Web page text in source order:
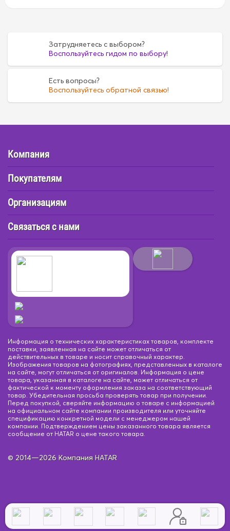
Коричневый Бежевый/Черный
Затрудняетесь с выбором?
Воспользуйтесь гидом по выбору!
Есть вопросы?
Воспользуйтесь обратной связью!
Компания
Покупателям
Организациям
Связаться с нами
Информация о технических характеристиках товаров, комплекте
поставки, заявленная на сайте может отличаться от
действительных в товаре и носит справочный характер.
Изображения товаров на фотографиях, представленных в каталоге
на сайте, могут отличаться от оригиналов. Информация о цене
товара, указанная в каталоге на сайте, может отличаться от
фактической к моменту оформления заказа на соответствующий
товар. Убедительная просьба проверять товар при получении.
Перед покупкой, сверяйте информацию о товаре с информацией
на официальном сайте компании производителя или уточняйте
спецификацию конкретной модели с менеджером нашей
компании. Подтверждением цены заказанного товара является
сообщение от HATAR о цене такого товара.
© 2014—2026 Компания HATAR